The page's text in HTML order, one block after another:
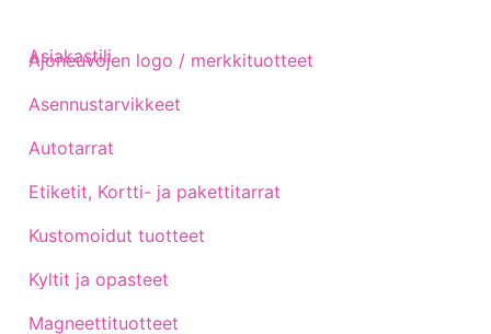
Ajoneuvojen logo / merkkituotteet
Asennustarvikkeet
Autotarrat
Etiketit, Kortti- ja pakettitarrat
Kustomoidut tuotteet
Kyltit ja opasteet
Magneettituotteet
Asiakastili